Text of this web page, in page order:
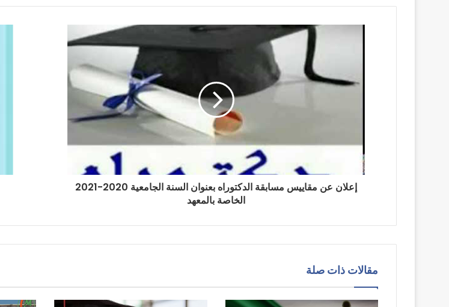
إعلان عن مقاييس مسابقة الدكتوراه بعنوان السنة الجامعية 2020-2021
الخاصة بالمعهد
مقالات ذات صلة